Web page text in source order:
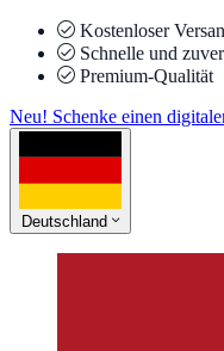
Kostenloser
Schnelle und
Premium-Qualität
Neu! Schenke einen
Deutschland